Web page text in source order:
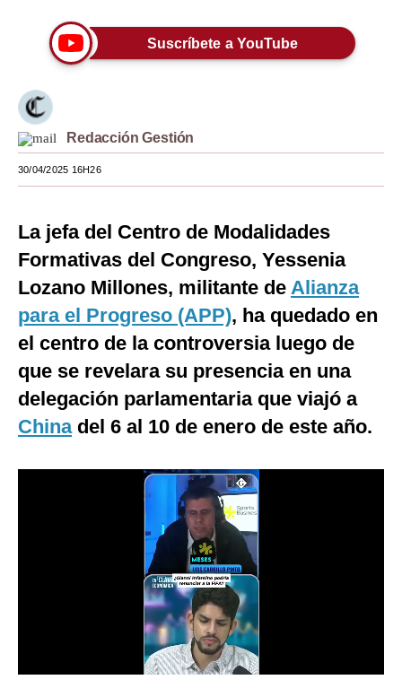
Tendencias
Lujo
Viajes
Moda
Estilos
EEUU
España
Internacional
Club del Suscriptor
Fotogalerías
Suscríbete a YouTube
Redacción Gestión
30/04/2025 16H26
La jefa del Centro de Modalidades
Formativas del Congreso, Yessenia
Lozano Millones, militante de Alianza
para el Progreso (APP), ha quedado en
el centro de la controversia luego de
que se revelara su presencia en una
delegación parlamentaria que viajó a
Chinadel 6 al 10 de enero de este año.